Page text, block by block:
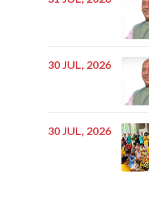
30 JUL, 2026
30 JUL, 2026